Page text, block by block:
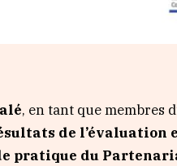
, en tant que membres
de l’évaluation
pratique du